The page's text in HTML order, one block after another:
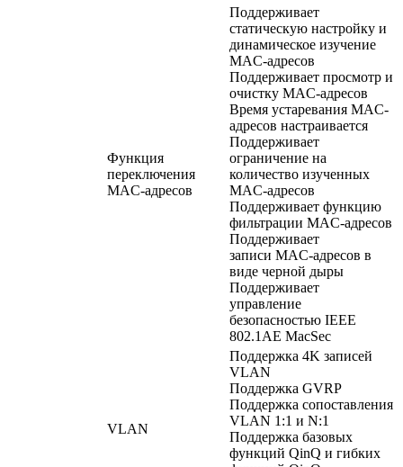
Функция
переключения
MAC-адресов
Поддерживает
статическую настройку и
динамическое изучение
MAC-адресов
Поддерживает просмотр и
очистку MAC-адресов
Время устаревания MAC-
адресов настраивается
Поддерживает
ограничение на
количество изученных
MAC-адресов
Поддерживает функцию
фильтрации MAC-адресов
Поддерживает
записи MAC-адресов в
виде черной дыры
Поддерживает
управление
безопасностью IEEE
802.1AE MacSec
VLAN
Поддержка 4K записей
VLAN
Поддержка GVRP
Поддержка сопоставления
VLAN 1:1 и N:1
Поддержка базовых
функций QinQ и гибких